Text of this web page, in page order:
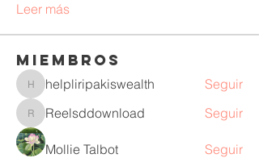
Leer más
Miembros
helpliripakiswealth
helpliripakiswealth Seguir
Reelsddownload
Reelsddownload Seguir
Mollie Talbot Seguir